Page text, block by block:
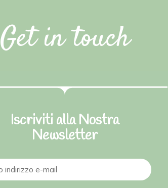
Get in touch
Iscriviti alla Nostra
Newsletter